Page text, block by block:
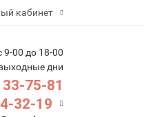
кабинет
9-00 до 18-00
дни
75-81
32-19